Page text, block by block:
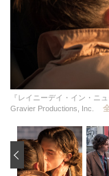
『レイニーデイ・イン・ニ
Gravier Productions, Inc.
‹